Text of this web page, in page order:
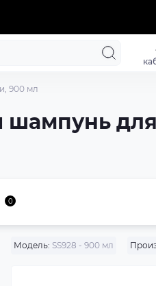
900 мл
шампунь
0
Модель: SS928 - 900 мл